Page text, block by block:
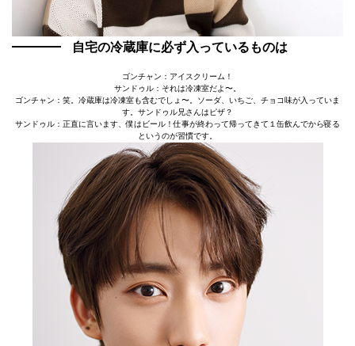
自宅の冷蔵庫に必ず入っているものは
ゴンチャン：アイスクリーム！
サンドゥル：それは冷凍室だよ〜。
ゴンチャン：笑。冷蔵庫は冷凍室も含むでしょ〜。ソーダ、いちご、チョコ味が入っていま
す。サンドゥル兄さんはピザ？
サンドゥル：正直に言います、僕はビール！仕事が終わって帰ってきて１缶飲んでから寝る
というのが習慣です。